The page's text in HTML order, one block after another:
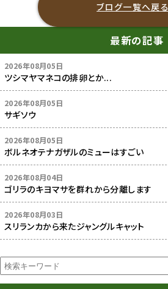
ブログ一覧へ戻る
最新の記事
2026年08月05日
ツシマヤマネコの排卵とか...
2026年08月05日
サギソウ
2026年08月05日
ボルネオテナガザルのミューはすごい
2026年08月04日
ゴリラのキヨマサを群れから分離します
2026年08月03日
スリランカから来たジャングルキャット